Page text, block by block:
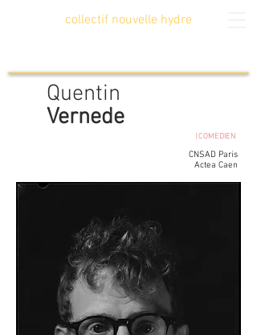
collectif nouvelle hydre
Quentin
Vernede
| COMEDIEN
CNSAD Paris
Actea Caen